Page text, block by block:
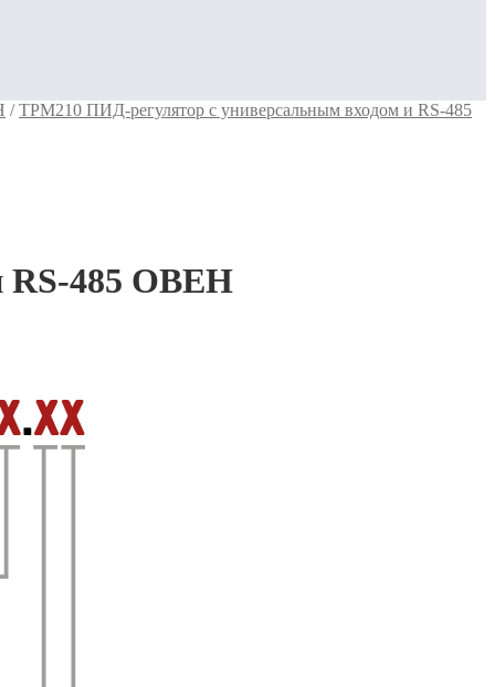
/ТРМ210 ПИД-регулятор с универсальным входом и RS-485
RS-485 ОВЕН